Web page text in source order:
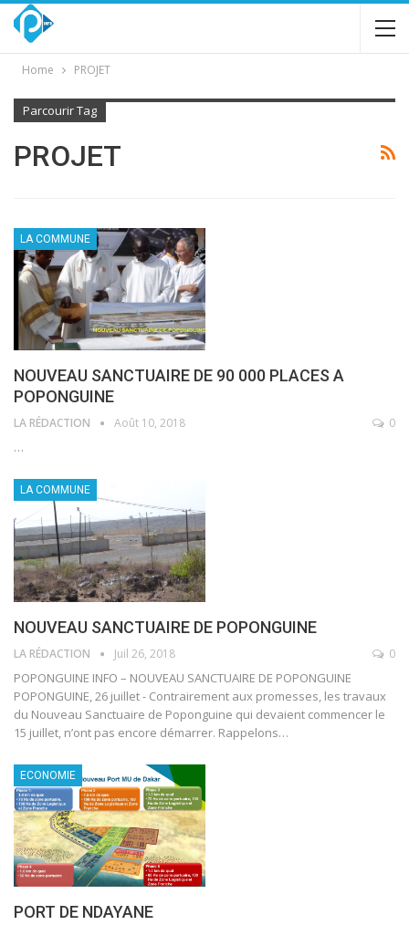
Home PROJET
Parcourir Tag
PROJET
LA COMMUNE
NOUVEAU SANCTUAIRE DE 90 000 PLACES A
POPONGUINE
LA RÉDACTION Août 10, 2018 0
…
LA COMMUNE
NOUVEAU SANCTUAIRE DE POPONGUINE
LA RÉDACTION Juil 26, 2018 0
POPONGUINE INFO – NOUVEAU SANCTUAIRE DE POPONGUINE
POPONGUINE, 26 juillet - Contrairement aux promesses, les travaux
du Nouveau Sanctuaire de Poponguine qui devaient commencer le
15 juillet, n’ont pas encore démarrer. Rappelons…
ECONOMIE
PORT DE NDAYANE